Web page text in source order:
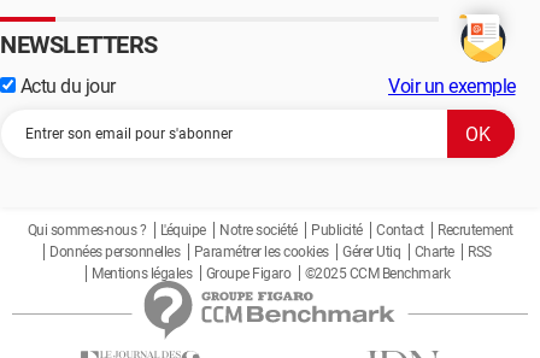
NEWSLETTERS
Actu du jour Voir un exemple
Qui sommes-nous ? L'équipe Notre société Publicité Contact
Recrutement
Données personnelles
Paramétrer les cookies Gérer Utiq Charte
RSS
Mentions légales
Groupe Figaro ©2025 CCM Benchmark